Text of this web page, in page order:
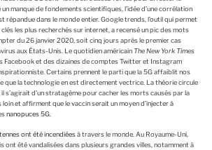
manque de fondements scientifiques, l’idée d’une corrélation
répandue dans le monde entier. Google trends, l’outil qui permet
les plus recherchés sur internet, a recensé un pic des mots
du 26 janvier 2020, soit cinq jours après le premier cas
aux États-Unis. Le quotidien américain The New York Times
Facebook et des dizaines de comptes Twitter et Instagram
Certains prennent le parti que la 5G affaiblit nos
que la technologie en est directement vectrice. La théorie circule
il s’agirait d’un stratagème pour cacher les morts causés par la
loin et affirment que le vaccin serait un moyen d’injecter à
nanopuces 5G.
ont été incendiéesà travers le monde. Au Royaume-Uni,
ont été vandalisées dans plusieurs grandes villes, notamment à